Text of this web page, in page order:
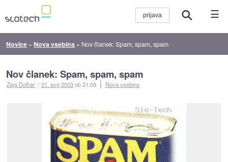
☰
Novice » Nova vsebina » Nov članek: Spam, spam, spam
Nov članek: Spam, spam, spam
Ziga Dolhar ::31. avg 2003ob 21:09 Nova vsebina